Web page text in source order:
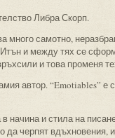
Либра Скорп.
много самотно,
и между тях се
и това променя
автор. “Emotiables” е
начина и стила на
да черпят вдъхновения,